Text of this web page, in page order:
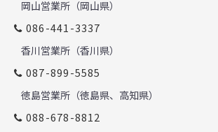
岡山営業所（岡山県）
086-441-3337
香川営業所（香川県）
087-899-5585
徳島営業所（徳島県、高知県）
088-678-8812